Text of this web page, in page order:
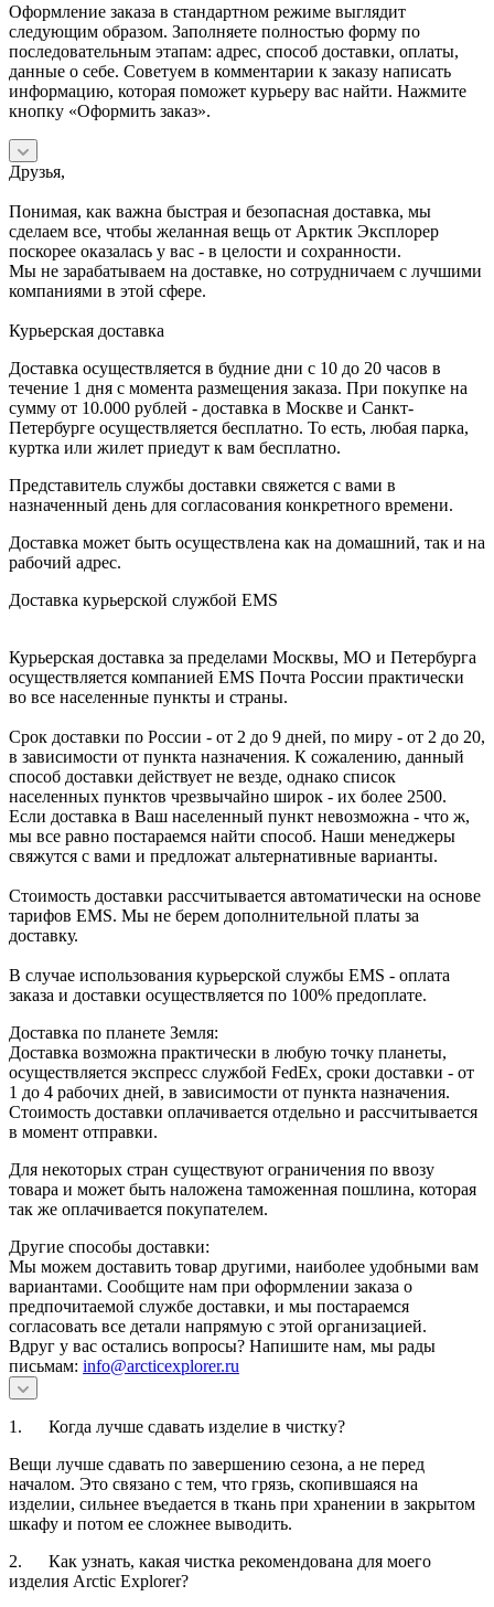
Оформление заказа в стандартном режиме выглядит
следующим образом. Заполняете полностью форму по
последовательным этапам: адрес, способ доставки, оплаты,
данные о себе. Советуем в комментарии к заказу написать
информацию, которая поможет курьеру вас найти. Нажмите
кнопку «Оформить заказ».
Друзья,
Понимая, как важна быстрая и безопасная доставка, мы
сделаем все, чтобы желанная вещь от Арктик Эксплорер
поскорее оказалась у вас - в целости и сохранности.
Мы не зарабатываем на доставке, но сотрудничаем с лучшими
компаниями в этой сфере.
Курьерская доставка
Доставка осуществляется в будние дни с 10 до 20 часов в
течение 1 дня с момента размещения заказа. При покупке на
сумму от 10.000 рублей - доставка в Москве и Санкт-
Петербурге осуществляется бесплатно. То есть, любая парка,
куртка или жилет приедут к вам бесплатно.
Представитель службы доставки свяжется с вами в
назначенный день для согласования конкретного времени.
Доставка может быть осуществлена как на домашний, так и на
рабочий адрес.
Доставка курьерской службой EMS
Курьерская доставка за пределами Москвы, МО и Петербурга
осуществляется компанией ЕМS Почта России практически
во все населенные пункты и страны.
Срок доставки по России - от 2 до 9 дней, по миру - от 2 до 20,
в зависимости от пункта назначения. К сожалению, данный
способ доставки действует не везде, однако список
населенных пунктов чрезвычайно широк - их более 2500.
Если доставка в Ваш населенный пункт невозможна - что ж,
мы все равно постараемся найти способ. Наши менеджеры
свяжутся с вами и предложат альтернативные варианты.
Стоимость доставки рассчитывается автоматически на основе
тарифов ЕМS. Мы не берем дополнительной платы за
доставку.
В случае использования курьерской службы EMS - оплата
заказа и доставки осуществляется по 100% предоплате.
Доставка по планете Земля:
Доставка возможна практически в любую точку планеты,
осуществляется экспресс службой FedEx, сроки доставки - от
1 до 4 рабочих дней, в зависимости от пункта назначения.
Стоимость доставки оплачивается отдельно и рассчитывается
в момент отправки.
Для некоторых стран существуют ограничения по ввозу
товара и может быть наложена таможенная пошлина, которая
так же оплачивается покупателем.
Другие способы доставки:
Мы можем доставить товар другими, наиболее удобными вам
вариантами. Сообщите нам при оформлении заказа о
предпочитаемой службе доставки, и мы постараемся
согласовать все детали напрямую с этой организацией.
Вдруг у вас остались вопросы? Напишите нам, мы рады
письмам: info@arcticexplorer.ru
1. Когда лучше сдавать изделие в чистку?
Вещи лучше сдавать по завершению сезона, а не перед
началом. Это связано с тем, что грязь, скопившаяся на
изделии, сильнее въедается в ткань при хранении в закрытом
шкафу и потом ее сложнее выводить.
2. Как узнать, какая чистка рекомендована для моего
изделия Arctic Explorer?